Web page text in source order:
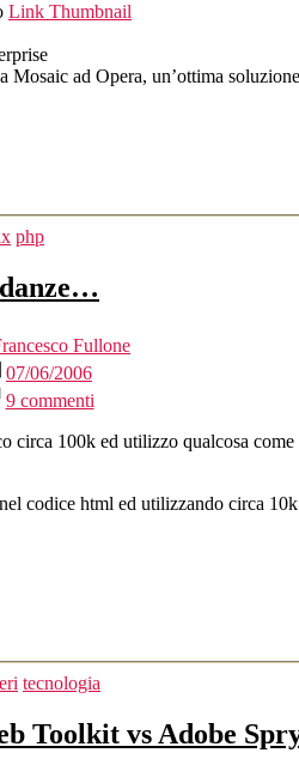
Link Thumbnail
Mosaic ad Opera, un’ottima
Categorie
php
Fullone
07/06/2006
9 commentisu
Ridondanze…
circa 100k ed utilizzo qualcosa
codice html ed utilizzando circa
Categorie
tecnologia
Toolkit vs Adobe